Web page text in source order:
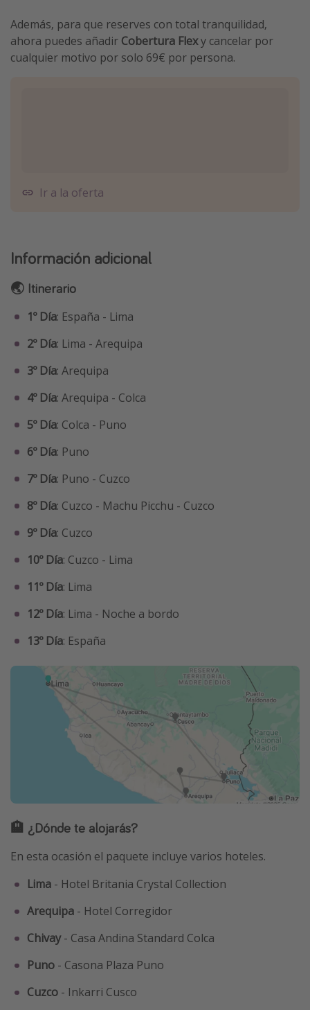
Además, para que reserves con total tranquilidad,
ahora puedes añadir Cobertura Flexy cancelar por
cualquier motivo por solo 69€ por persona.
Ir a la oferta
Información adicional
🌏 Itinerario
1º Día: España - Lima
2º Día: Lima - Arequipa
3º Día: Arequipa
4º Día: Arequipa - Colca
5º Día: Colca - Puno
6º Día: Puno
7º Día: Puno - Cuzco
8º Día: Cuzco - Machu Picchu - Cuzco
9º Día: Cuzco
10º Día: Cuzco - Lima
11º Día: Lima
12º Día: Lima - Noche a bordo
13º Día: España
🏨 ¿Dónde te alojarás?
En esta ocasión el paquete incluye varios hoteles.
Lima - Hotel Britania Crystal Collection
Arequipa - Hotel Corregidor
Chivay- Casa Andina Standard Colca
Puno - Casona Plaza Puno
Cuzco - Inkarri Cusco